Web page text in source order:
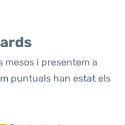
mesos i presentem a
puntuals han estat els